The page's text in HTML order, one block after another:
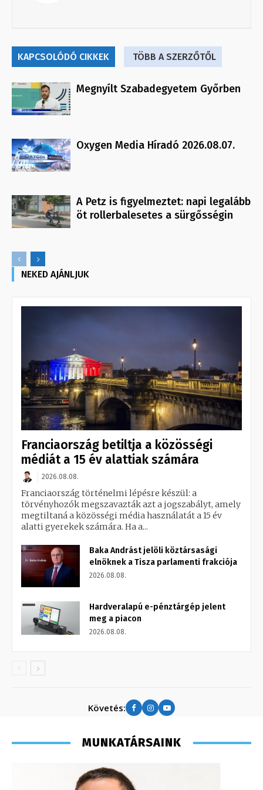
KAPCSOLÓDÓ CIKKEK TÖBB A SZERZŐTŐL
Megnyílt Szabadegyetem Győrben
Oxygen Media Híradó 2026.08.07.
A Petz is figyelmeztet: napi legalább
öt rollerbalesetes a sürgősségin
NEKED AJÁNLJUK
Franciaország betiltja a közösségi
médiát a 15 év alattiak számára
2026.08.08.
Franciaország történelmi lépésre készül: a
törvényhozók megszavazták azt a jogszabályt, amely
megtiltaná a közösségi média használatát a 15 év
alatti gyerekek számára. Ha a...
Baka Andrást jelöli köztársasági
elnöknek a Tisza parlamenti frakciója
2026.08.08.
Hardveralapú e-pénztárgép jelent
meg a piacon
2026.08.08.
Követés:
MUNKATÁRSAINK